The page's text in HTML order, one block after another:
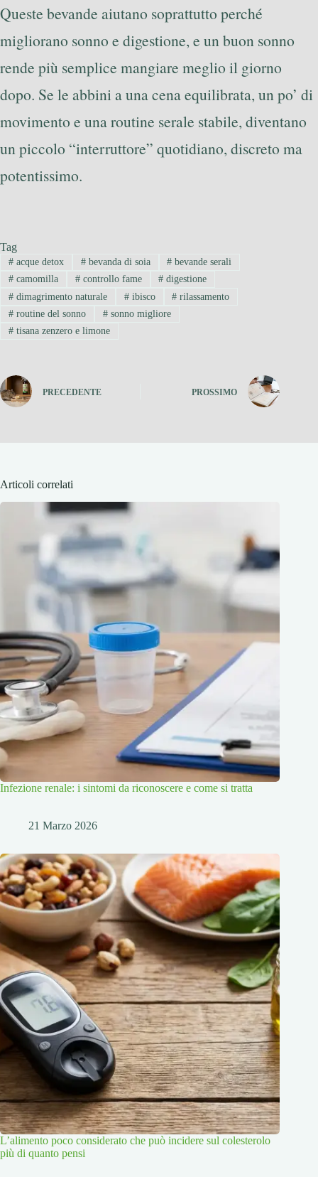
Queste bevande aiutano soprattutto perché
migliorano sonno e digestione, e un buon sonno
rende più semplice mangiare meglio il giorno
dopo. Se le abbini a una cena equilibrata, un po’ di
movimento e una routine serale stabile, diventano
un piccolo “interruttore” quotidiano, discreto ma
potentissimo.
Tag
#acque detox #bevanda di soia # bevande serali
#camomilla #controllo fame # digestione
#dimagrimento naturale #ibisco # rilassamento
#routine del sonno #sonno migliore
#tisana zenzero e limone
PRECEDENTE PROSSIMO
Articoli correlati
Infezione renale: i sintomi da riconoscere e come si tratta
21 Marzo 2026
L’alimento poco considerato che può incidere sul colesterolo
più di quanto pensi